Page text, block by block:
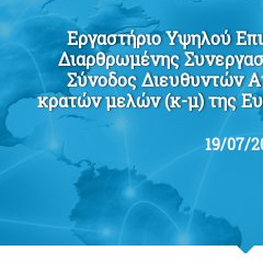
Εργαστήριο Υψηλού
Διαρθρωμένης
Σύνοδος Διευθυντών
κρατών μελών (κ-μ) της
19/07/